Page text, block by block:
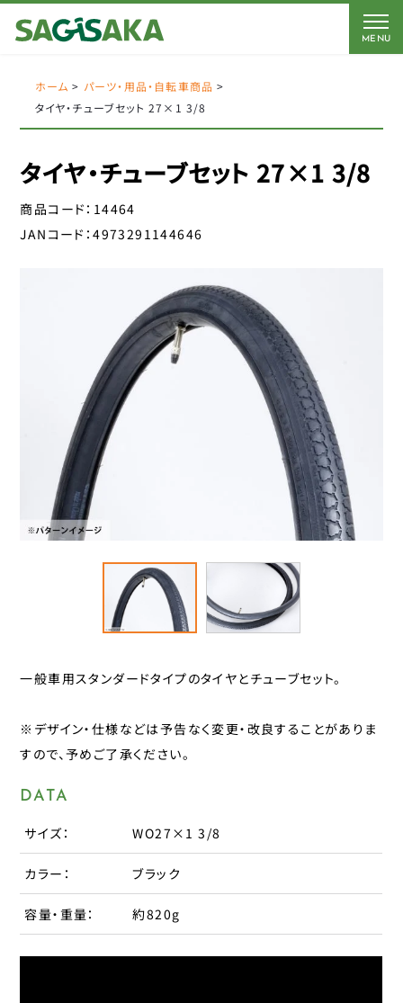
MENU
CATEGORY
自転車
キッズパーツ
サドルパーツ
スタンド
キャリヤ
ヘルメット
スポーツ小物
カゴ
子供のせ
工具
補修パーツ
BRAND
FORCE
AMERICAN EAGLE
J&C
オージーケーカブト
オージーケー技研
カナック企画
カミオジャパン
キャットアイ
こげーる
ゴリン
サギサカオリジナル
ジェントス
シンコー
ティーエス
ニッコー
パナレーサー
マジックワン
マルニ工業
ユニコ
ライトウェイ
BICYCLE
Coleman
AMERICAN EAGLE
こげーる
CLOSE
ホーム > パーツ・用品・自転車商品 >
タイヤ・チューブセット 27×1 3/8
タイヤ・チューブセット 27×1 3/8
商品コード： 14464
JANコード：4973291144646
一般車用スタンダードタイプのタイヤとチューブセット。
※デザイン・仕様などは予告なく変更・改良することがありま
すので、予めご了承ください。
DATA
サイズ： WO27×1 3/8
カラー： ブラック
容量・重量： 約820g